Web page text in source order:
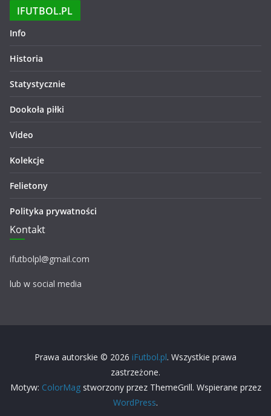
IFUTBOL.PL
Info
Historia
Statystycznie
Dookoła piłki
Video
Kolekcje
Felietony
Polityka prywatności
Kontakt
ifutbolpl@gmail.com
lub w social media
Prawa autorskie © 2026 iFutbol.pl. Wszystkie prawa
zastrzeżone.
Motyw: ColorMagstworzony przez ThemeGrill. Wspierane przez
WordPress.